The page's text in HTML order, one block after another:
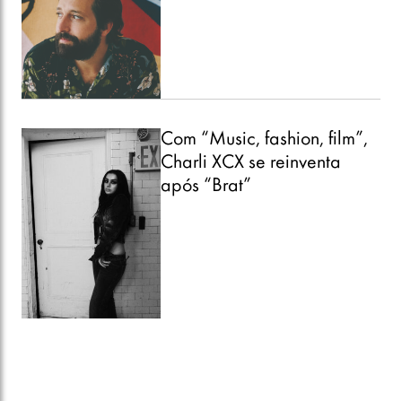
Com “Music, fashion, film”,
Charli XCX se reinventa
após “Brat”